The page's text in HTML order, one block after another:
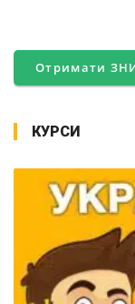
Отримати
КУРСИ